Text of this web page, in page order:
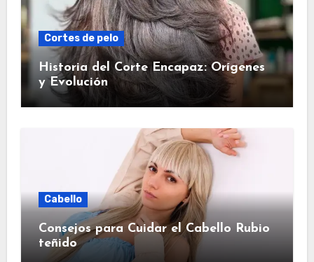
Cortes de pelo
Historia del Corte Encapaz: Orígenes
y Evolución
Cabello
Consejos para Cuidar el Cabello Rubio
teñido